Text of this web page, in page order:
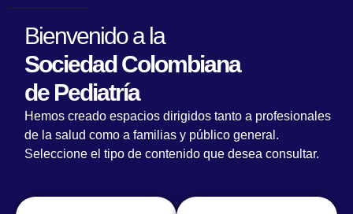
Lorem fistrum por la gloria de mi madre esse jarl aliqua
Bienvenido a la
Sociedad Colombiana
de Pediatría
Hemos creado espacios dirigidos tanto a profesionales
de la salud como a familias y público general.
Seleccione el tipo de contenido que desea consultar.